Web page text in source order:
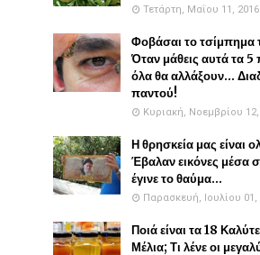
Τετάρτη, Μαΐου 11, 2016
Φοβάσαι το τσίμπημα
Όταν μάθεις αυτά τα 5
όλα θα αλλάξουν...
παντού!
Κυριακή, Νοεμβρίου
Η θρησκεία μας είναι
Έβαλαν εικόνες μέσα
έγινε το θαύμα...
Παρασκευή, Ιουλίου 01,
Ποιά είναι τα 18
Μέλια; Τι λένε οι